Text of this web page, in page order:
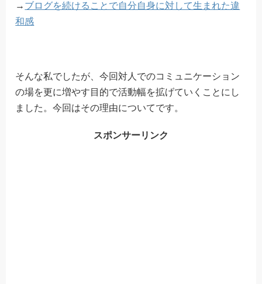
→ ブログを続けることで自分自身に対して生まれた違
和感
そんな私でしたが、今回対人でのコミュニケーション
の場を更に増やす目的で活動幅を拡げていくことにし
ました。今回はその理由についてです。
スポンサーリンク